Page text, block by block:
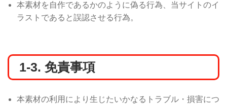
本素材を自作であるかのように偽る行為、当サイトのイ
ラストであると誤認させる行為。
1-3. 免責事項
本素材の利用により生じたいかなるトラブル・損害につ